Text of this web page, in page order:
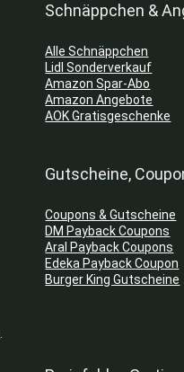
Schnäppchen &
Alle Schnäppchen
Lidl Sonderverkauf
Amazon Spar-Abo
Amazon Angebote
AOK Gratisgeschenke
Gutscheine,
Coupons & Gutscheine
DM Payback Coupons
Aral Payback Coupons
Edeka Payback Coupon
Burger King Gutscheine